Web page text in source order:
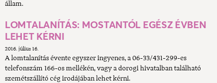
állam.
LOMTALANÍTÁS: MOSTANTÓL EGÉSZ ÉVBEN
LEHET KÉRNI
2016. július 16.
A lomtalanítás évente egyszer ingyenes, a 06-33/431-299-es
telefonszám 166-os mellékén, vagy a dorogi hivatalban található
szemétszállító cég irodájában lehet kérni.